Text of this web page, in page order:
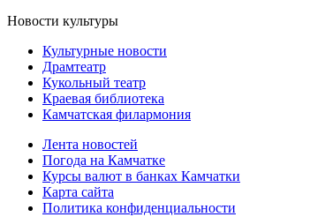
Новости культуры
Культурные новости
Драмтеатр
Кукольный театр
Краевая библиотека
Камчатская филармония
Лента новостей
Погода на Камчатке
Курсы валют в банках Камчатки
Карта сайта
Политика конфиденциальности